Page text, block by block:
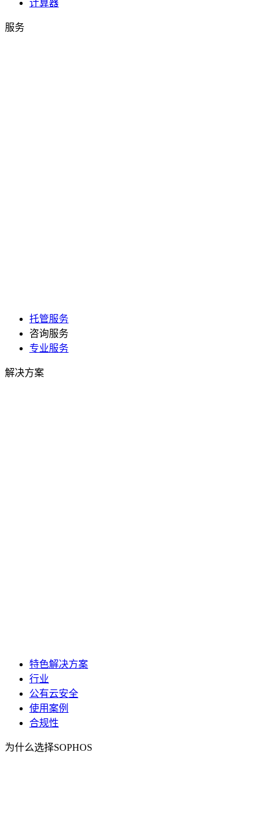
计算器
服务
托管服务
咨询服务
专业服务
解决方案
特色解决方案
行业
公有云安全
使用案例
合规性
为什么选择SOPHOS